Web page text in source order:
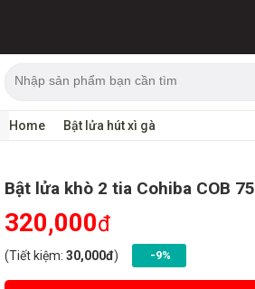
Home Bật lửa hút xì gà
Bật lửa khò 2 tia Cohiba COB 75
320,000đ
(Tiết kiệm: 30,000đ) -9%